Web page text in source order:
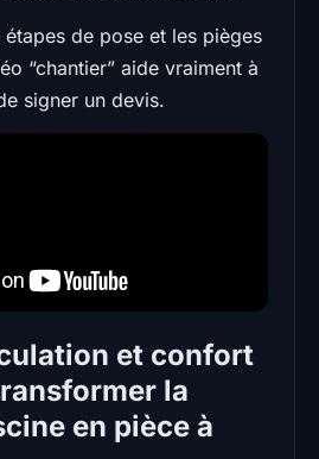
de pose et les pièges
“chantier” aide vraiment à
signer un devis.
et confort
la
en pièce à